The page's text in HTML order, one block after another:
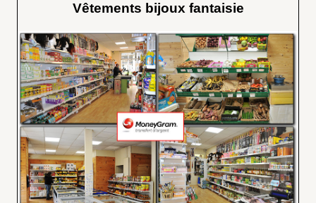
Vêtements bijoux fantaisie